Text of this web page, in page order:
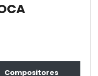
Compositores